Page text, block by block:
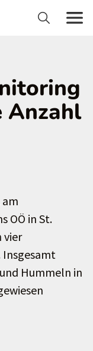
Anzahl
OÖ in St.
vier
Insgesamt
Hummeln in